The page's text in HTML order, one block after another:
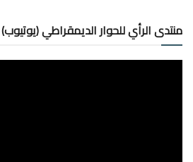
منتدى الرأي للحوار الديمقراطي (يوتيوب)